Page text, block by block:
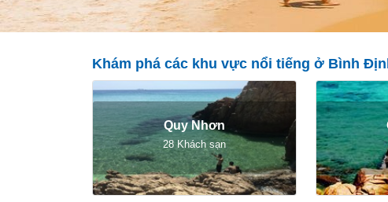
Khám phá các khu vực nổi tiếng ở Bình
Quy Nhơn
28 Khách sạn